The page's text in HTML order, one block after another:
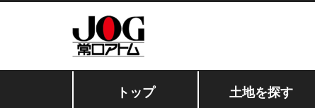
トップ 土地を探す